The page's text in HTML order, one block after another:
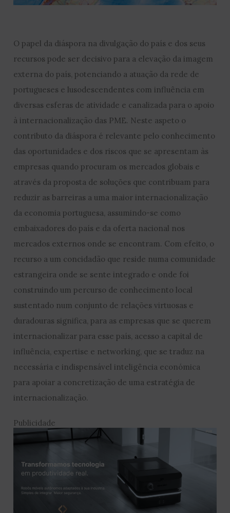
O papel da diáspora na divulgação do país e dos seus
recursos pode ser decisivo para a elevação da imagem
externa do país, potenciando a atuação da rede de
portugueses e lusodescendentes com influência em
diversas esferas de atividade e canalizada para o apoio
à internacionalização das PME. Neste aspeto o
contributo da diáspora é relevante pelo conhecimento
das oportunidades e dos riscos que se apresentam às
empresas quando procuram os mercados globais e
através da proposta de soluções que contribuam para
reduzir as barreiras a uma maior internacionalização
da economia portuguesa, assumindo-se como
embaixadores do país e da oferta nacional nos
mercados externos onde se encontram. Com efeito, o
recurso a um concidadão que reside numa comunidade
estrangeira onde se sente integrado e onde foi
construindo um percurso de conhecimento local
sustentado num conjunto de relações virtuosas e
duradouras significa, para as empresas que se querem
internacionalizar para esse país, acesso a capital de
influência, expertise e networking, que se traduz na
necessária e indispensável inteligência económica
para apoiar a concretização de uma estratégia de
internacionalização.
Publicidade